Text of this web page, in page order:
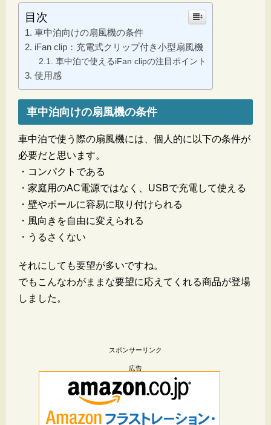
目次
車中泊向けの扇風機の条件
iFan clip：充電式クリップ付き小型扇風機
車中泊で使えるiFan clipの注目ポイント
使用感
車中泊向けの扇風機の条件
車中泊で使う際の扇風機には、個人的に以下の条件が
必要だと思います。
・コンパクトである
・家庭用のAC電源ではなく、USBで充電して使える
・壁やポールに容易に取り付けられる
・風向きを自由に変えられる
・うるさくない
それにしても要望が多いですね。
でもこんなわがままな要望に応えてくれる商品が登場
しました。
スポンサーリンク
広告